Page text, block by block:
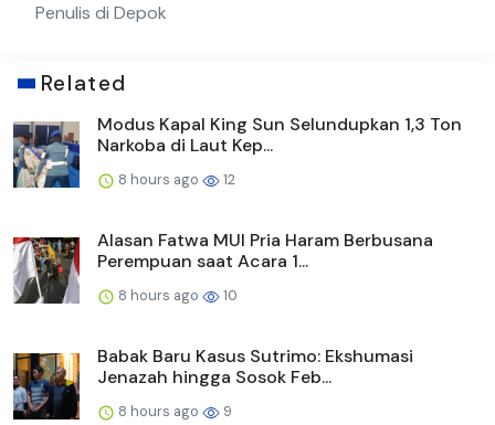
Penulis di Depok
Related
Modus Kapal King Sun Selundupkan 1,3 Ton
Narkoba di Laut Kep...
8 hours ago 12
Alasan Fatwa MUI Pria Haram Berbusana
Perempuan saat Acara 1...
8 hours ago 10
Babak Baru Kasus Sutrimo: Ekshumasi
Jenazah hingga Sosok Feb...
8 hours ago 9